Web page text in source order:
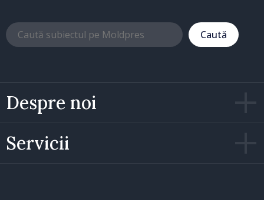
Despre noi
Servicii
Caută